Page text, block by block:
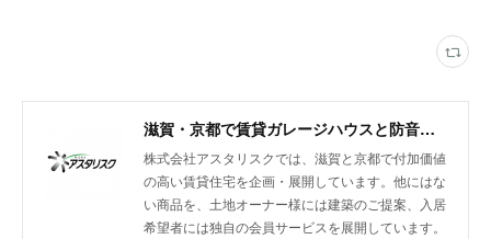
滋賀・京都で賃貸ガレージハウスと防音室付きアパートを展開
株式会社アスタリスクでは、滋賀と京都で付加価値
の高い賃貸住宅を企画・展開しています。他にはな
い商品を、土地オーナー様には建築のご提案、入居
希望者には独自の会員サービスを展開しています。